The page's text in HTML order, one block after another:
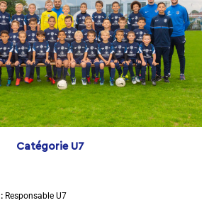
Catégorie U7
Responsable U7